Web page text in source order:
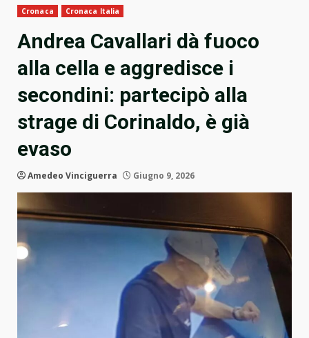
Cronaca Cronaca Italia
Andrea Cavallari dà fuoco
alla cella e aggredisce i
secondini: partecipò alla
strage di Corinaldo, è già
evaso
Amedeo Vinciguerra Giugno 9, 2026